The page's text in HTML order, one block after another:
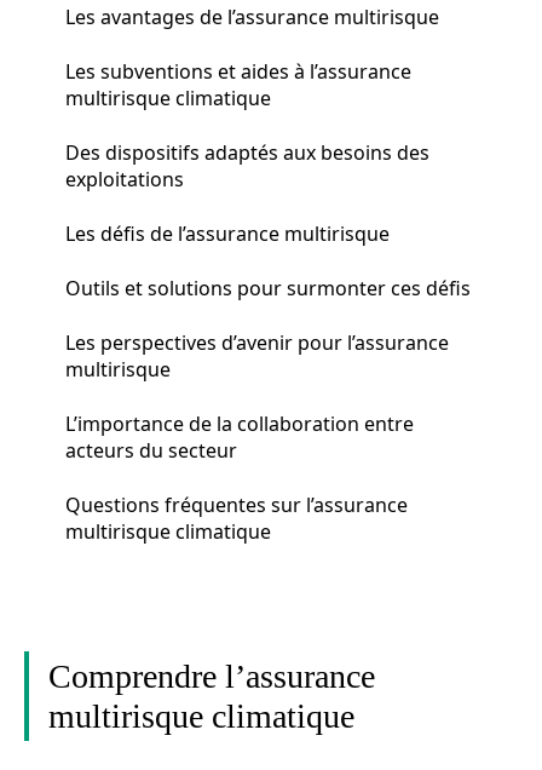
Les avantages de l’assurance multirisque
Les subventions et aides à l’assurance
multirisque climatique
Des dispositifs adaptés aux besoins des
exploitations
Les défis de l’assurance multirisque
Outils et solutions pour surmonter ces défis
Les perspectives d’avenir pour l’assurance
multirisque
L’importance de la collaboration entre
acteurs du secteur
Questions fréquentes sur l’assurance
multirisque climatique
Comprendre l’assurance
multirisque climatique